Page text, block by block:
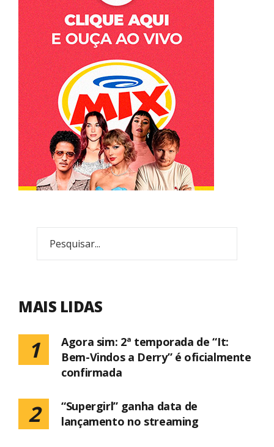
MAIS LIDAS
1
Agora sim: 2ª temporada de “It:
Bem-Vindos a Derry” é oficialmente
confirmada
2
“Supergirl” ganha data de
lançamento no streaming